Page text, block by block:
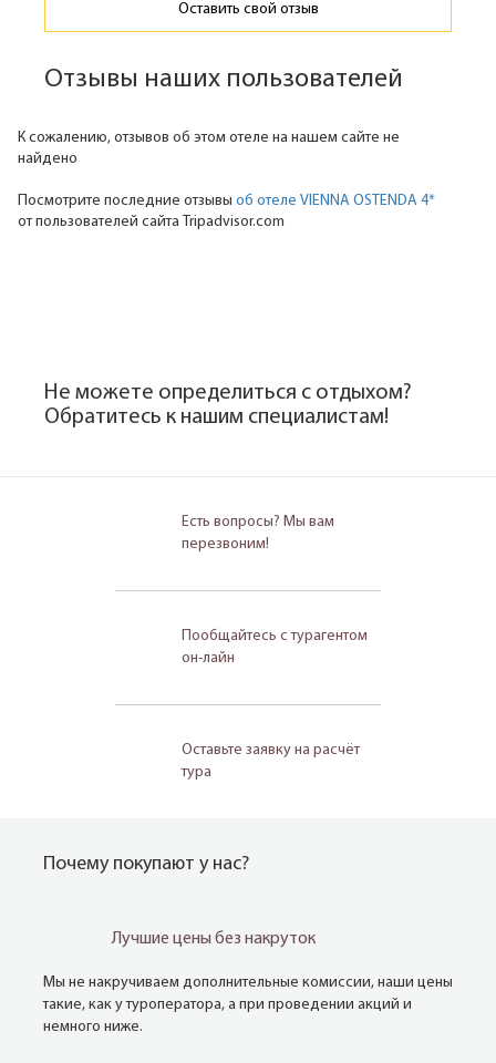
Оставить свой отзыв
Отзывы наших пользователей
К сожалению, отзывов об этом отеле на нашем сайте не
найдено
Посмотрите последние отзывы об отеле VIENNA OSTENDA 4*
от пользователей сайта Tripadvisor.com
Не можете определиться с отдыхом?
Обратитесь к нашим специалистам!
Есть вопросы? Мы вам
перезвоним!
Пообщайтесь с турагентом
он-лайн
Оставьте заявку на расчёт
тура
Почему покупают у нас?
Лучшие цены без накруток
Мы не накручиваем дополнительные комиссии, наши цены
такие, как у туроператора, а при проведении акций и
немного ниже.